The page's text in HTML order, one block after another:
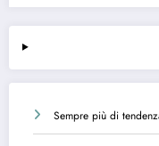
Sempre più di